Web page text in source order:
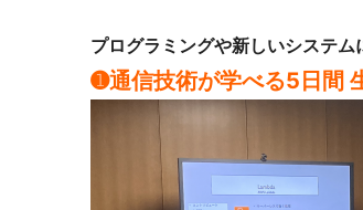
プログラミングや新しいシステム
➊通信技術が学べる5日間